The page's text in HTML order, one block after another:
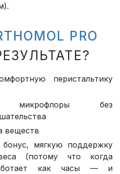
PRO
перистальтику
микрофлоры без
веществ
мягкую поддержку
(потому что когда
как часы — и